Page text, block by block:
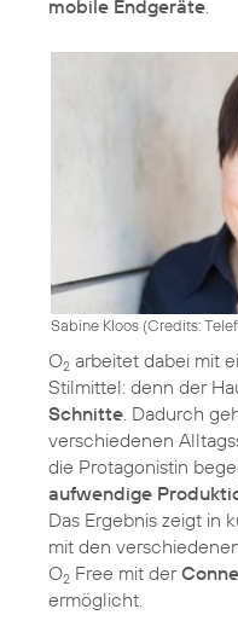
mobile Endgeräte.
Sabine Kloos (Credits:
O2 arbeitet dabei mit
Stilmittel: denn der
Schnitte . Dadurch
verschiedenen
die Protagonistin
aufwendige
Das Ergebnis zeigt in
mit den
O2 Free mit der
ermöglicht.